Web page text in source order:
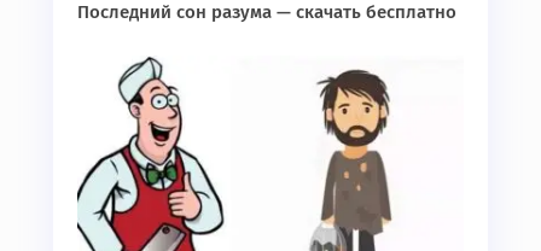
Последний сон разума — скачать бесплатно